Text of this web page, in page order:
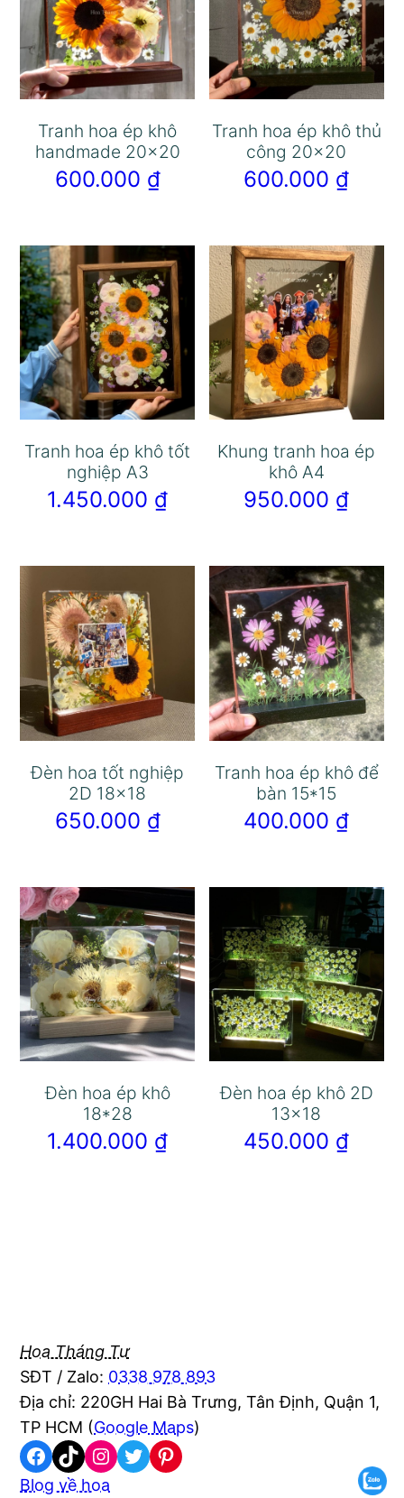
Tranh hoa ép khô
handmade 20×20
600.000 ₫
Tranh hoa ép khô thủ
công 20×20
600.000 ₫
Tranh hoa ép khô tốt
nghiệp A3
1.450.000 ₫
Khung tranh hoa ép
khô A4
950.000 ₫
Đèn hoa tốt nghiệp
2D 18×18
650.000 ₫
Tranh hoa ép khô để
bàn 15*15
400.000 ₫
Đèn hoa ép khô
18*28
1.400.000 ₫
Đèn hoa ép khô 2D
13×18
450.000 ₫
Hoa Tháng Tư
SĐT / Zalo: 0338 978 893
Địa chỉ: 220GH Hai Bà Trưng, Tân Định, Quận 1,
TP HCM (Google Maps)
Facebook
TikTokInstagram
TwitterPinterest
Blog về hoa